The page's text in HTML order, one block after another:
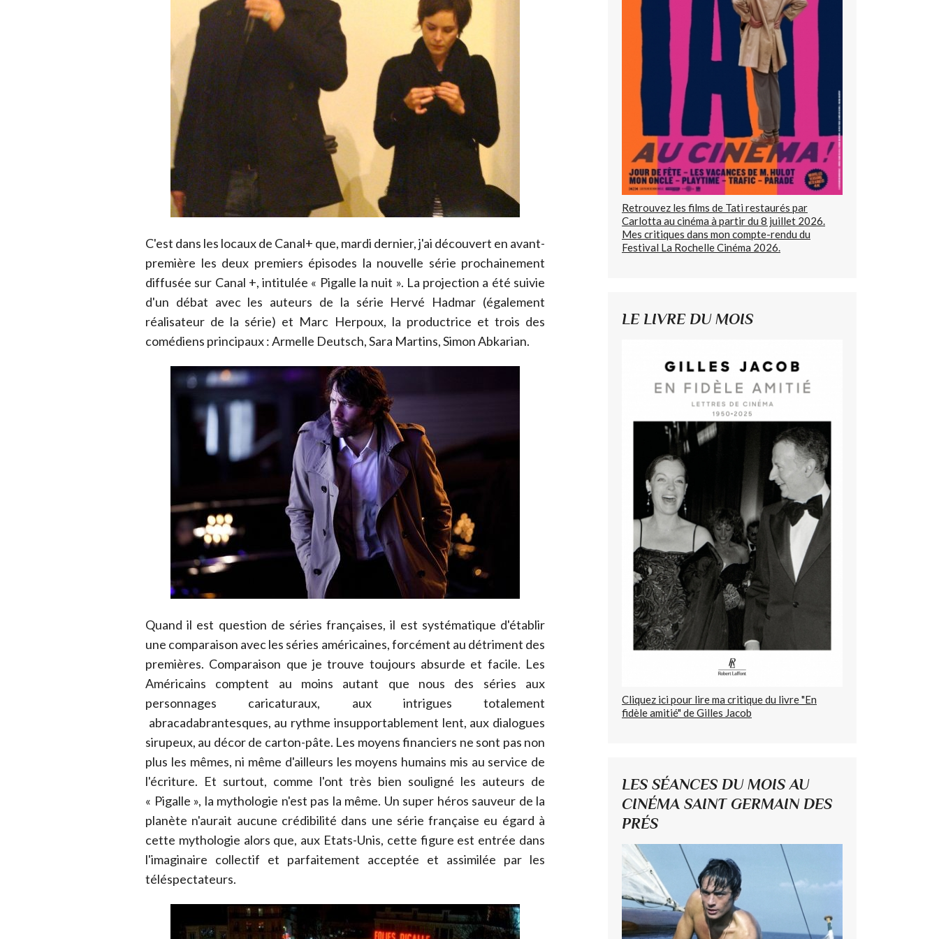
C'est dans les locaux de Canal+ que, mardi dernier, j'ai découvert en avant-
première les deux premiers épisodes la nouvelle série prochainement
diffusée sur Canal +, intitulée « Pigalle la nuit ». La projection a été suivie
d'un débat avec les auteurs de la série Hervé Hadmar (également
réalisateur de la série) et Marc Herpoux, la productrice et trois des
comédiens principaux : Armelle Deutsch, Sara Martins, Simon Abkarian.
Quand il est question de séries françaises, il est systématique d'établir
une comparaison avec les séries américaines, forcément au détriment des
premières. Comparaison que je trouve toujours absurde et facile. Les
Américains comptent au moins autant que nous des séries aux
personnages caricaturaux, aux intrigues totalement
abracadabrantesques, au rythme insupportablement lent, aux dialogues
sirupeux, au décor de carton-pâte. Les moyens financiers ne sont pas non
plus les mêmes, ni même d'ailleurs les moyens humains mis au service de
l'écriture. Et surtout, comme l'ont très bien souligné les auteurs de
« Pigalle », la mythologie n'est pas la même. Un super héros sauveur de la
planète n'aurait aucune crédibilité dans une série française eu égard à
cette mythologie alors que, aux Etats-Unis, cette figure est entrée dans
l'imaginaire collectif et parfaitement acceptée et assimilée par les
téléspectateurs.
Retrouvez les films de Tati restaurés par
Carlotta au cinéma à partir du 8 juillet 2026.
Mes critiques dans mon compte-rendu du
Festival La Rochelle Cinéma 2026.
LE LIVRE DU MOIS
Cliquez ici pour lire ma critique du livre "En
fidèle amitié" de Gilles Jacob
LES SÉANCES DU MOIS AU
CINÉMA SAINT GERMAIN DES
PRÉS